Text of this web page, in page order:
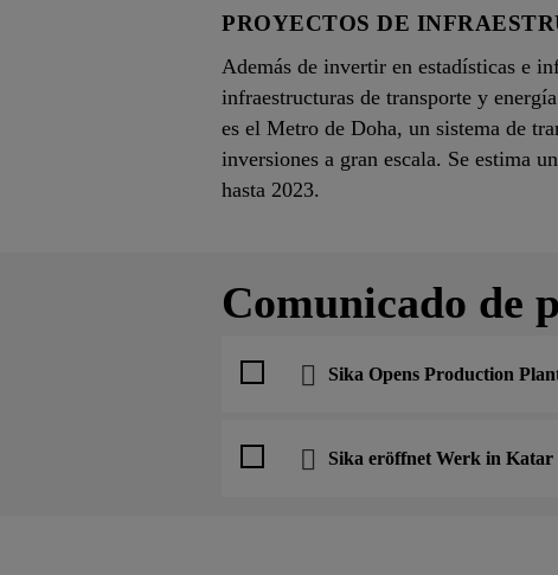
PROYECTOS DE
Además de invertir en estadísticas e
infraestructuras de transporte y
es el Metro de Doha, un sistema de
inversiones a gran escala. Se estima
hasta 2023.
Comunicado de
Sika Opens Production
Sika eröffnet Werk in Katar